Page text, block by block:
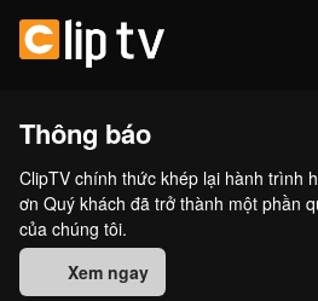
Thông báo
ClipTV chính thức khép lại hành trình
ơn Quý khách đã trở thành một phần
của chúng tôi.
Xem ngay